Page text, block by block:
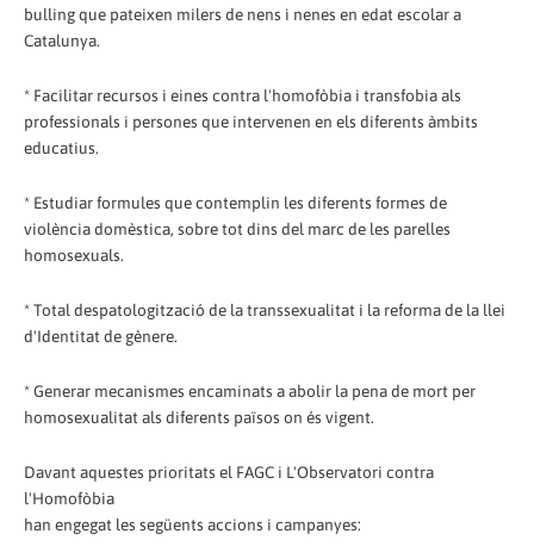
bulling que pateixen milers de nens i nenes en edat escolar a
Catalunya.
* Facilitar recursos i eines contra l'homofòbia i transfobia als
professionals i persones que intervenen en els diferents àmbits
educatius.
* Estudiar formules que contemplin les diferents formes de
violència domèstica, sobre tot dins del marc de les parelles
homosexuals.
* Total despatologització de la transsexualitat i la reforma de la llei
d'Identitat de gènere.
* Generar mecanismes encaminats a abolir la pena de mort per
homosexualitat als diferents països on és vigent.
Davant aquestes prioritats el FAGC i L'Observatori contra
l'Homofòbia
han engegat les següents accions i campanyes: